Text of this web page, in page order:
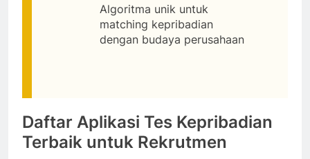
Algoritma unik untuk
matching kepribadian
dengan budaya perusahaan
Daftar Aplikasi Tes Kepribadian
Terbaik untuk Rekrutmen